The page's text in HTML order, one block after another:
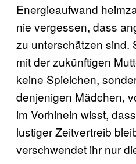
Energieaufwand
nie vergessen, dass
zu unterschätzen sind.
mit der zukünftigen
keine Spielchen,
denjenigen Mädchen,
im Vorhinein wisst,
lustiger Zeitvertreib
verschwendet ihr nur